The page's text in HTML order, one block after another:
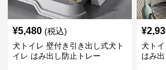
¥5,480 (税込)
犬トイレ 壁付き引き出し式犬ト
イレ はみ出し防止トレー
¥
犬ト
はみ